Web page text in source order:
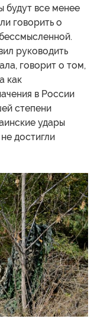
будут все менее
говорить о
руководить
говорит о том,
как
в России
степени
удары
достигли